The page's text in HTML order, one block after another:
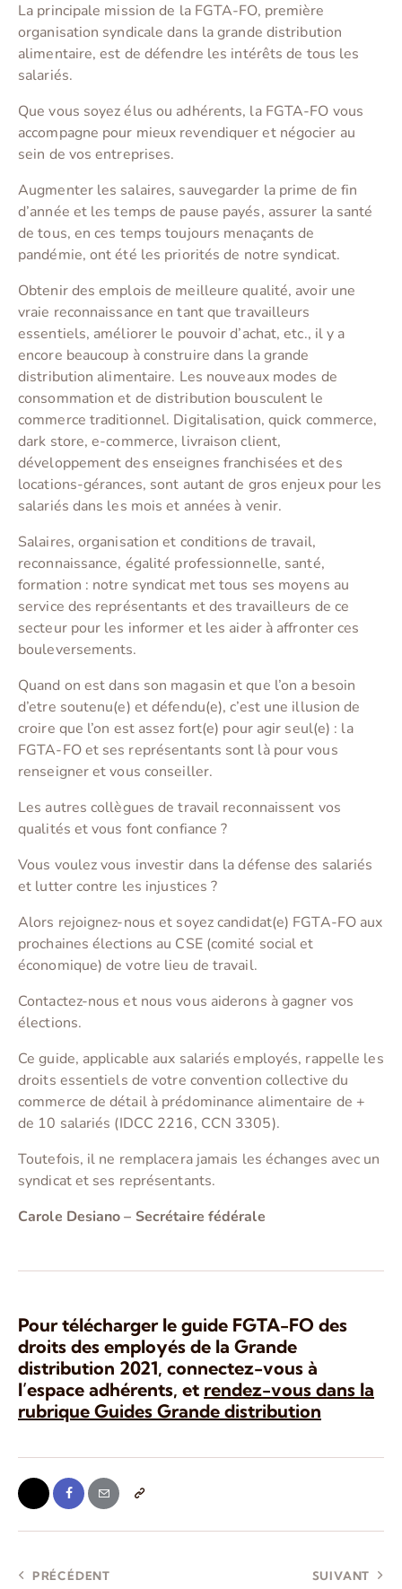
La principale mission de la FGTA-FO, première
organisation syndicale dans la grande distribution
alimentaire, est de défendre les intérêts de tous les
salariés.
Que vous soyez élus ou adhérents, la FGTA-FO vous
accompagne pour mieux revendiquer et négocier au
sein de vos entreprises.
Augmenter les salaires, sauvegarder la prime de fin
d’année et les temps de pause payés, assurer la santé
de tous, en ces temps toujours menaçants de
pandémie, ont été les priorités de notre syndicat.
Obtenir des emplois de meilleure qualité, avoir une
vraie reconnaissance en tant que travailleurs
essentiels, améliorer le pouvoir d’achat, etc., il y a
encore beaucoup à construire dans la grande
distribution alimentaire. Les nouveaux modes de
consommation et de distribution bousculent le
commerce traditionnel. Digitalisation, quick commerce,
dark store, e-commerce, livraison client,
développement des enseignes franchisées et des
locations-gérances, sont autant de gros enjeux pour les
salariés dans les mois et années à venir.
Salaires, organisation et conditions de travail,
reconnaissance, égalité professionnelle, santé,
formation : notre syndicat met tous ses moyens au
service des représentants et des travailleurs de ce
secteur pour les informer et les aider à affronter ces
bouleversements.
Quand on est dans son magasin et que l’on a besoin
d’etre soutenu(e) et défendu(e), c’est une illusion de
croire que l’on est assez fort(e) pour agir seul(e) : la
FGTA-FO et ses représentants sont là pour vous
renseigner et vous conseiller.
Les autres collègues de travail reconnaissent vos
qualités et vous font confiance ?
Vous voulez vous investir dans la défense des salariés
et lutter contre les injustices ?
Alors rejoignez-nous et soyez candidat(e) FGTA-FO aux
prochaines élections au CSE (comité social et
économique) de votre lieu de travail.
Contactez-nous et nous vous aiderons à gagner vos
élections.
Ce guide, applicable aux salariés employés, rappelle les
droits essentiels de votre convention collective du
commerce de détail à prédominance alimentaire de +
de 10 salariés (IDCC 2216, CCN 3305).
Toutefois, il ne remplacera jamais les échanges avec un
syndicat et ses représentants.
Carole Desiano – Secrétaire fédérale
Pour télécharger le guide FGTA-FO des
droits des employés de la Grande
distribution 2021, connectez-vous à
l’espace adhérents, et rendez-vous dans la
rubrique Guides Grande distribution
PRÉCÉDENT SUIVANT